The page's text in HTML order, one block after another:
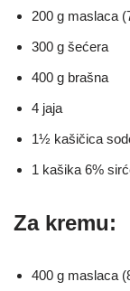
200 g maslaca
300 g šećera
400 g brašna
4 jaja
1½ kašičica
1 kašika 6%
Za kremu:
400 g maslaca